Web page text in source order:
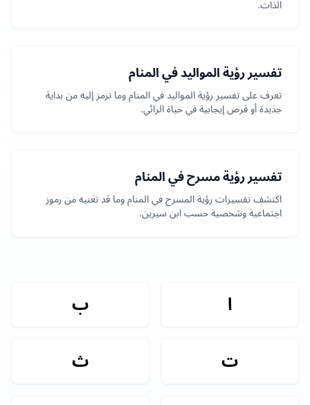
الذات.
تفسير رؤية المواليد في المنام
تعرف على تفسير رؤية المواليد في المنام وما ترمز إليه من بداية
جديدة أو فرص إيجابية في حياة الرائي.
تفسير رؤية مسرح في المنام
اكتشف تفسيرات رؤية المسرح في المنام وما قد تعنيه من رموز
اجتماعية وشخصية حسب ابن سيرين.
ا ب
ت ث